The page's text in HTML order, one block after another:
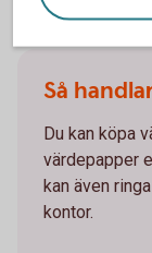
Så
Du kan köpa
värdepapper
kan även
kontor.